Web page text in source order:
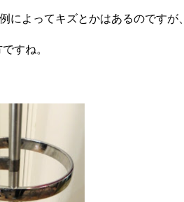
によってキズとかはあるのです
すね。